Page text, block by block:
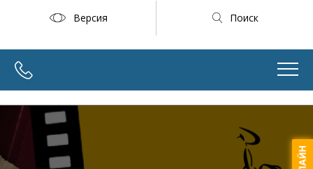
Версия Поиск